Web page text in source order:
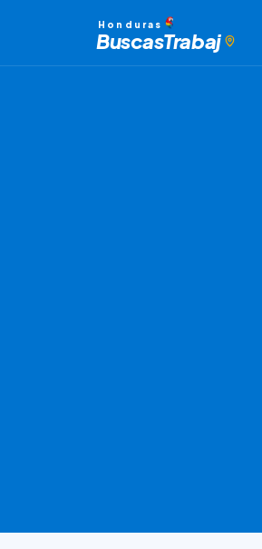
Honduras
BuscasTrabaj